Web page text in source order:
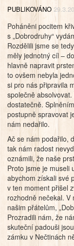
PUBLIKOVÁNO
Poháněni pocitem
s „Dobrodruhy“
Rozdělili jsme se
měly jednotný cíl –
hlavně napravit
to ovšem nebyla
si pro nás připravila
společně
dostatečně.
postupně spravovat
nám nedařilo.
Ač se nám podařilo,
tak nám radost
oznámili, že naše
Proto jsme je museli
abychom získali své
v ten moment přišel
rozhodně nečekal.
našim přátelům,
Prozradili nám, že
skuteční padouši
zámku v Nečtinách